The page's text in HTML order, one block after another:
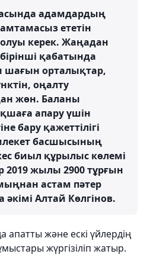
адамдардың
ететін
керек. Жаңадан
қабатында
шағын орталықтар,
оңалту
жөн. Баланы
апару үшін
бару қажеттілігі
басшысының
биыл құрылыс көлемі
2019 жылы 2900 тұрғын
астам пәтер
әкімі Алтай Көлгінов.
апатты және ескі үйлердің
жүргізіліп жатыр.